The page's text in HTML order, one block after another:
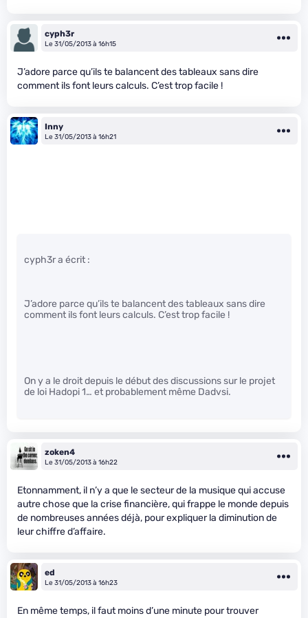
cyph3r
Le 31/05/2013 à 16h15
J’adore parce qu’ils te balancent des tableaux sans dire
comment ils font leurs calculs. C’est trop facile !
Inny
Le 31/05/2013 à 16h21
cyph3r a écrit :
J’adore parce qu’ils te balancent des tableaux sans dire
comment ils font leurs calculs. C’est trop facile !
On y a le droit depuis le début des discussions sur le projet
de loi Hadopi 1… et probablement même Dadvsi.
zoken4
Le 31/05/2013 à 16h22
Etonnamment, il n’y a que le secteur de la musique qui accuse
autre chose que la crise financière, qui frappe le monde depuis
de nombreuses années déjà, pour expliquer la diminution de
leur chiffre d’affaire.
ed
Le 31/05/2013 à 16h23
En même temps, il faut moins d’une minute pour trouver